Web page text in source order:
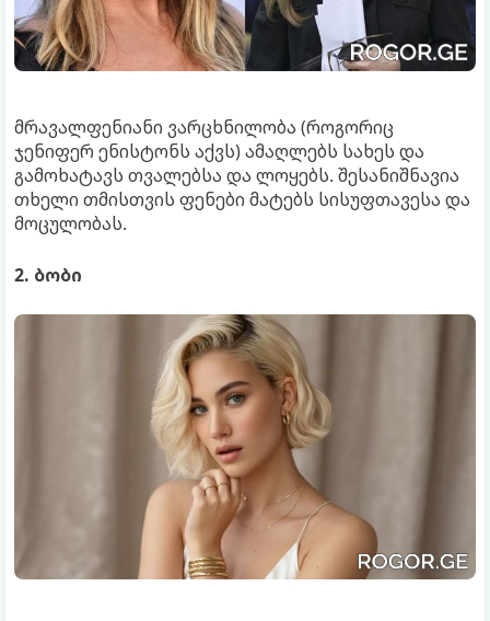
მრავალფენიანი ვარცხნილობა (როგორიც
ჯენიფერ ენისტონს აქვს) ამაღლებს სახეს და
გამოხატავს თვალებსა და ლოყებს. შესანიშნავია
თხელი თმისთვის ფენები მატებს სისუფთავესა და
მოცულობას.
2. ბობი